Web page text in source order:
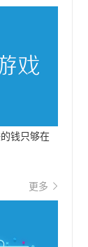
钱只够在
更多